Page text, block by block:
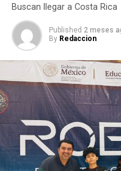
DESPUÉS
Muere arrollado por
ANTES
Ofertarán plazas para
Buscan llegar a Costa Rica
Published 2 meses
By Redaccion